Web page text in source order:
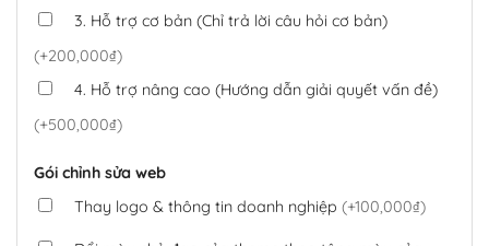
3. Hỗ trợ cơ bản (Chỉ trả lời câu hỏi cơ bản)
(+200,000₫)
4. Hỗ trợ nâng cao (Hướng dẫn giải quyết vấn đề)
(+500,000₫)
Gói chỉnh sửa web
Thay logo & thông tin doanh nghiệp (+100,000₫)